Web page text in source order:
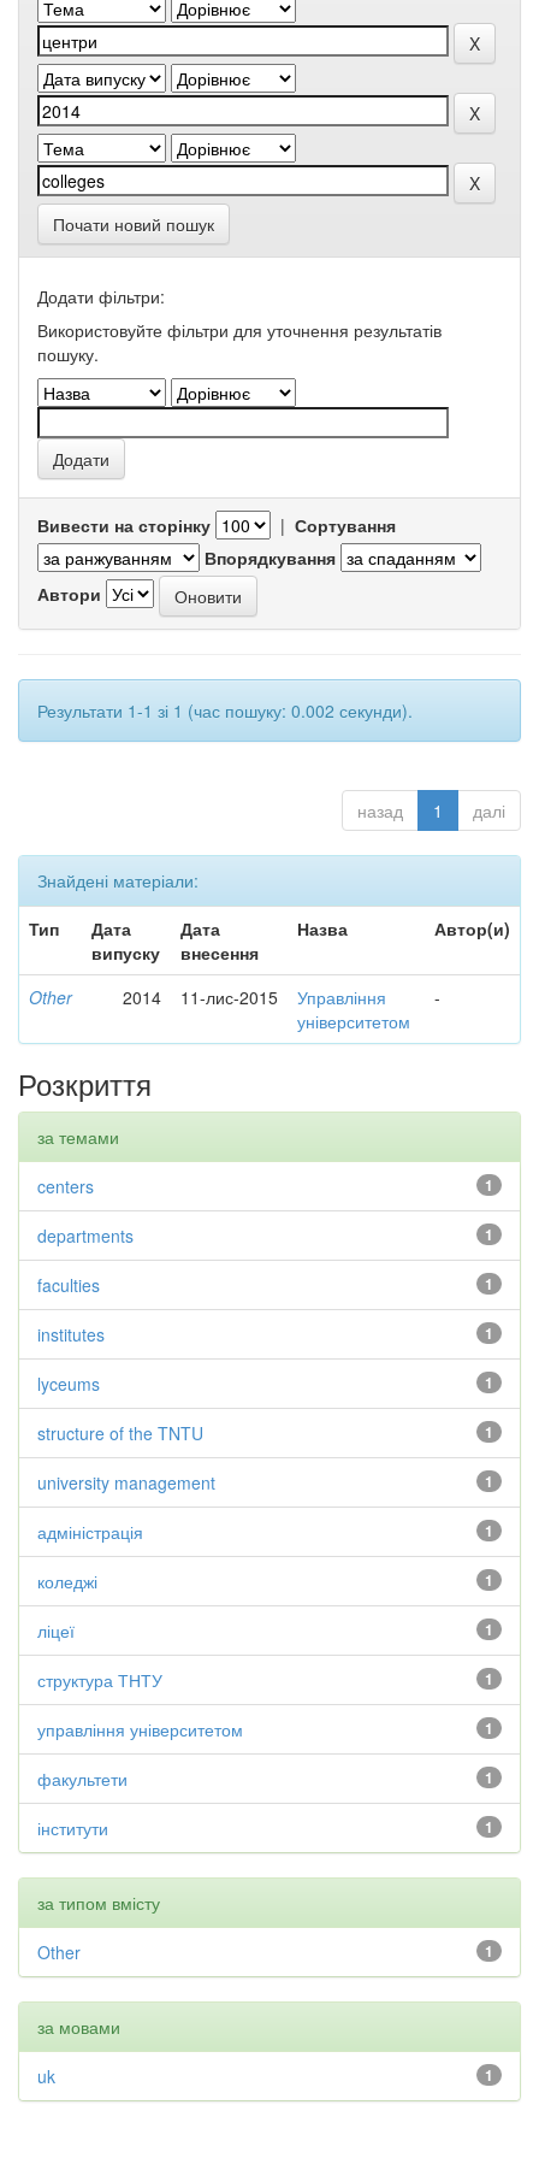
Почати новий пошук
Додати фільтри:
Використовуйте фільтри для уточнення результатів
пошуку.
Вивести на сторінку | Сортування
Впорядкування
Автори
Результати 1-1 зі 1 (час пошуку: 0.002 секунди).
назад 1 далі
Знайдені матеріали:
Тип
Дата
випуску
Дата
внесення
Назва Автор(и)
Other 2014 11-лис-2015
Управління
університетом
-
Розкриття
за темами
1
centers
1
departments
1
faculties
1
institutes
1
lyceums
1
structure of the TNTU
1
university management
1
адміністрація
1
коледжі
1
ліцеї
1
структура ТНТУ
1
управління університетом
1
факультети
1
інститути
за типом вмісту
1
Other
за мовами
1
uk